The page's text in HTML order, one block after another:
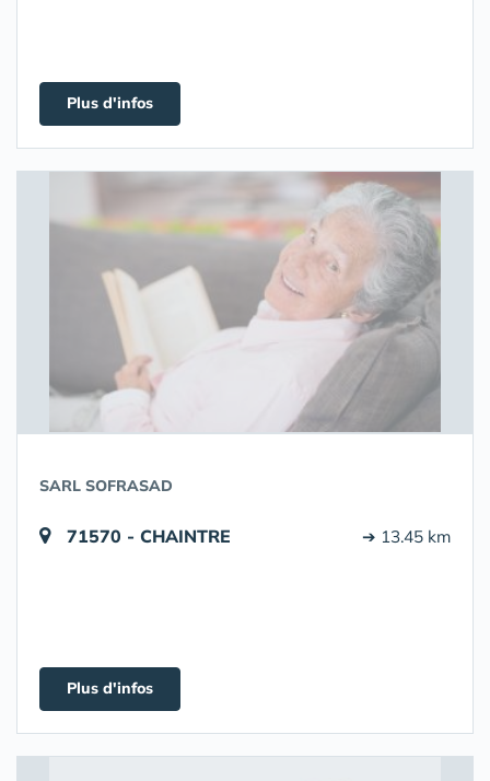
Plus d'infos
SARL SOFRASAD
71570 - CHAINTRE ➔ 13.45 km
Plus d'infos